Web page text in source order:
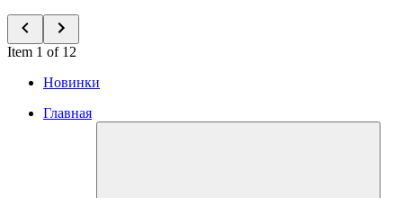
Item 1 of 12
Новинки
Главная